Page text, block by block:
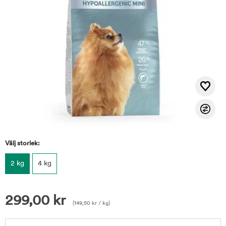
Välj storlek:
2 kg 4 kg
299,00 kr (149,50 kr / kg)